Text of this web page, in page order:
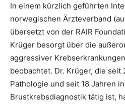
In einem kürzlich geführten
norwegischen Ärzteverband
übersetzt von der RAIR
Krüger besorgt über die
aggressiver
beobachtet. Dr. Krüger, die seit
Pathologie und seit 18 Jahren
Brustkrebsdiagnostik tätig ist,